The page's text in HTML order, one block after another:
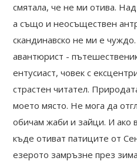
смятала, че не ми отива.
а също и неосъществен
скандинавско не ми е
авантюрист -
ентусиаст, човек с
страстен читател.
моето място. Не мога да
обичам жаби и зайци. И ако
къде отиват патиците от
езерото замръзне през